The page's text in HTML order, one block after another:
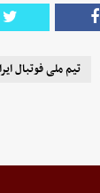
تیم ملی فوتبال